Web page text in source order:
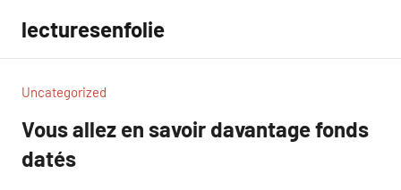
contenu
lecturesenfolie
Uncategorized
Vous allez en savoir davantage fonds
datés